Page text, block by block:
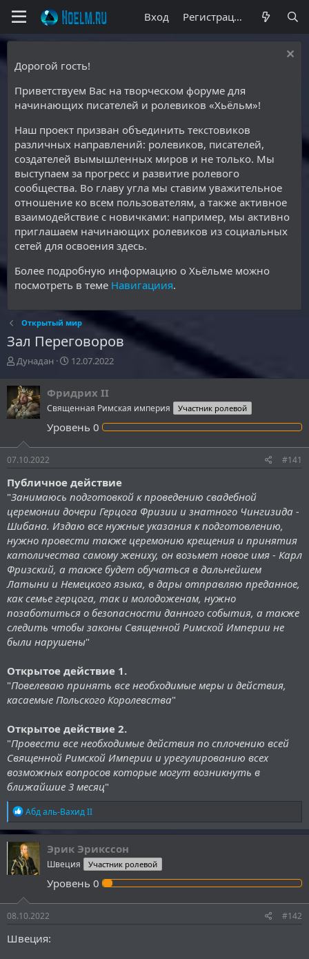
Вход Регистрация
Дорогой гость!
Приветствуем Вас на творческом форуме для
начинающих писателей и ролевиков «Хьёльм»!
Наш проект призван объединить текстовиков
различных направлений: ролевиков, писателей,
создателей вымышленных миров и не только. Мы
выступаем за прогресс и развитие ролевого
сообщества. Во главу угла мы ставим уважительное
отношение ко всем пользователям, а также активное
взаимодействие с новичками: например, мы активно
приглашаем начинающих ролевиков из социальных
сетей для освоения здесь.
Более подробную информацию о Хьёльме можно
посмотреть в теме Навигациия.
Открытый мир
Зал Переговоров
А
т
о
р
т
м
ы
Дунадан
Д
а
н
ч
а
12.07.2022
Фридрих II
Священная Римская империя Участник ролевой
Уровень 0
07.10.2022 #141
Публичное действие
"Занимаюсь подготовкой к проведению свадебной
церемонии дочери Герцога Фризии и знатного Чингизида -
Шибана. Издаю все нужные указания к подготовлению,
нужно провести также церемонию крещения и принятия
католичества самому жениху, он возьмет новое имя - Карл
Фризский, а также будет обучаться в дальнейшем
Латыни и Немецкого языка, в дары отправляю преданное,
как семье герцога, так и молодоженам, нужно
позаботиться о безопасности данного события, а также
следить чтобы законы Священной Римской Империи не
были нарушены"
Открытое действие 1.
"Повелеваю принять все необходимые меры и действия,
касаемые Польского Королевства"
Открытое действие 2.
"Провести все необходимые действия по сплочению всей
Священной Римской Империи и урегулированию всех
возможных вопросов которые могут возникнуть в
ближайшие 3 месяц"
Р
е
а
к
ц
и
и
Абд аль-Вахид II
Эрик Эрикссон
Швеция Участник ролевой
Уровень 0
08.10.2022 #142
Швеция: